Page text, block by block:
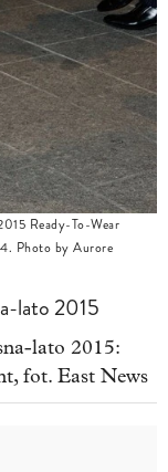
Ready-To-Wear
Photo by Aurore
lato 2015
lato 2015:
fot. East News